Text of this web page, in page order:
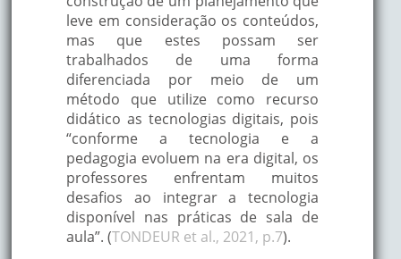
leve em consideração os conteúdos,
mas que estes possam ser
trabalhados de uma forma
diferenciada por meio de um
método que utilize como recurso
didático as tecnologias digitais, pois
“conforme a tecnologia e a
pedagogia evoluem na era digital, os
professores enfrentam muitos
desafios ao integrar a tecnologia
disponível nas práticas de sala de
aula”. (TONDEUR et al., 2021, p.7).